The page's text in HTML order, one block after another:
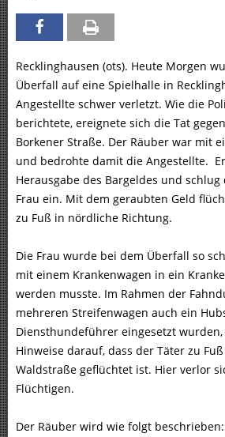
Recklinghausen (ots). Heute Morgen
Überfall auf eine Spielhalle in
Angestellte schwer verletzt. Wie die
berichtete, ereignete sich die Tat
Borkener Straße. Der Räuber war mit
und bedrohte damit die Angestellte.
Herausgabe des Bargeldes und
Frau ein. Mit dem geraubten Geld
zu Fuß in nördliche Richtung.
Die Frau wurde bei dem Überfall so
mit einem Krankenwagen in ein
werden musste. Im Rahmen der
mehreren Streifenwagen auch ein
Diensthundeführer eingesetzt
Hinweise darauf, dass der Täter zu
Waldstraße geflüchtet ist. Hier verlor
Flüchtigen.
Der Räuber wird wie folgt